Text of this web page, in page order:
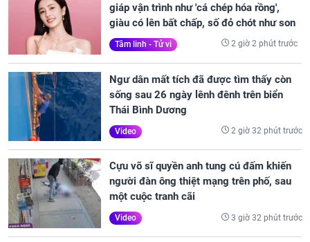
giáp vận trình như 'cá chép hóa rồng',
giàu có lên bất chấp, số đỏ chót như son
Tâm linh - Tử vi 2 giờ 2 phút trước
Ngư dân mất tích đã được tìm thấy còn
sống sau 26 ngày lênh đênh trên biển
Thái Bình Dương
Video 2 giờ 32 phút trước
Cựu võ sĩ quyền anh tung cú đấm khiến
người đàn ông thiệt mạng trên phố, sau
một cuộc tranh cãi
Video 3 giờ 32 phút trước